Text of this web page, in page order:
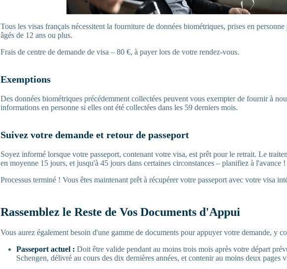
Tous les visas français nécessitent la fourniture de données biométriques, prises en
âgés de 12 ans ou plus.
Frais de centre de demande de visa – 80 €, à payer lors de votre rendez-vous.
Exemptions
Des données biométriques précédemment collectées peuvent vous exempter de fournir à
informations en personne si elles ont été collectées dans les 59 derniers mois.
Suivez votre demande et retour de passeport
Soyez informé lorsque votre passeport, contenant votre visa, est prêt pour le retrait. Le
en moyenne 15 jours, et jusqu'à 45 jours dans certaines circonstances – planifiez à l'avance !
Processus terminé ! Vous êtes maintenant prêt à récupérer votre passeport avec votre visa
Rassemblez le Reste de Vos Documents d'Appui
Vous aurez également besoin d'une gamme de documents pour appuyer votre demande, y
Passeport actuel : Doit être valide pendant au moins trois mois après votre départ
Schengen, délivré au cours des dix dernières années, et contenir au moins deux pages